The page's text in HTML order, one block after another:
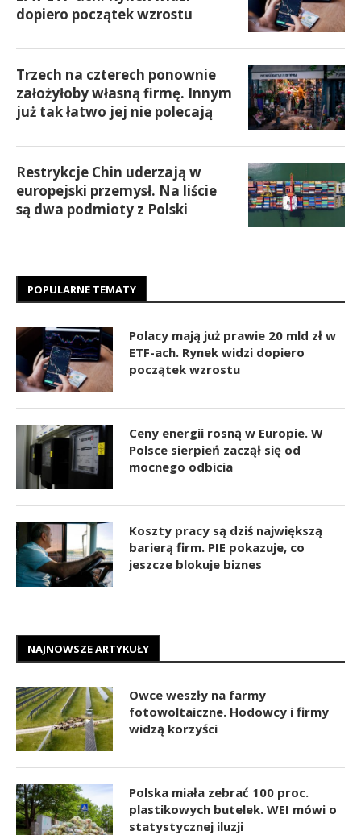
dopiero początek wzrostu
Trzech na czterech ponownie
założyłoby własną firmę. Innym
już tak łatwo jej nie polecają
Restrykcje Chin uderzają w
europejski przemysł. Na liście
są dwa podmioty z Polski
POPULARNE TEMATY
Polacy mają już prawie 20 mld zł w
ETF-ach. Rynek widzi dopiero
początek wzrostu
Ceny energii rosną w Europie. W
Polsce sierpień zaczął się od
mocnego odbicia
Koszty pracy są dziś największą
barierą firm. PIE pokazuje, co
jeszcze blokuje biznes
NAJNOWSZE ARTYKUŁY
Owce weszły na farmy
fotowoltaiczne. Hodowcy i firmy
widzą korzyści
Polska miała zebrać 100 proc.
plastikowych butelek. WEI mówi o
statystycznej iluzji